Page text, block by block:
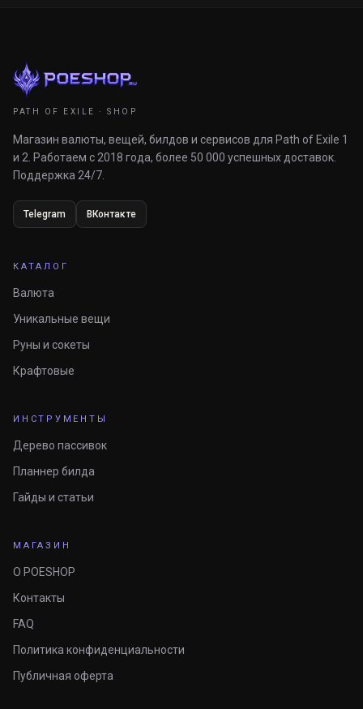
PATH OF EXILE · SHOP
Магазин валюты, вещей, билдов и сервисов для Path of Exile 1
и 2. Работаем с 2018 года, более 50 000 успешных доставок.
Поддержка 24/7.
Telegram ВКонтакте
КАТАЛОГ
Валюта
Уникальные вещи
Руны и сокеты
Крафтовые
ИНСТРУМЕНТЫ
Дерево пассивок
Планнер билда
Гайды и статьи
МАГАЗИН
О POESHOP
Контакты
FAQ
Политика конфиденциальности
Публичная оферта